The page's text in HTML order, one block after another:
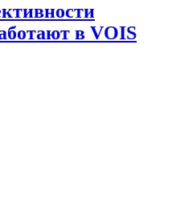
в VOIS